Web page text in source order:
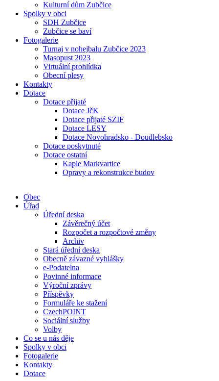
Kulturní dům Zubčice
Spolky v obci
SDH Zubčice
Zubčice se baví
Fotogalerie
Turnaj v nohejbalu Zubčice 2023
Masopust 2023
Virtuální prohlídka
Obecní plesy
Kontakty
Dotace
Dotace přijaté
Dotace JčK
Dotace přijaté SZIF
Dotace LESY
Dotace Novohradsko - Doudlebsko
Dotace poskytnuté
Dotace ostatní
Kaple Markvartice
Opravy a rekonstrukce budov
Obec
Úřad
Úřední deska
Závěrečný účet
Rozpočet a rozpočtové změny
Archiv
Stará úřední deska
Obecně závazné vyhlášky
e-Podatelna
Povinné informace
Výroční zprávy
Příspěvky
Formuláře ke stažení
CzechPOINT
Sociální služby
Volby
Co se u nás děje
Spolky v obci
Fotogalerie
Kontakty
Dotace